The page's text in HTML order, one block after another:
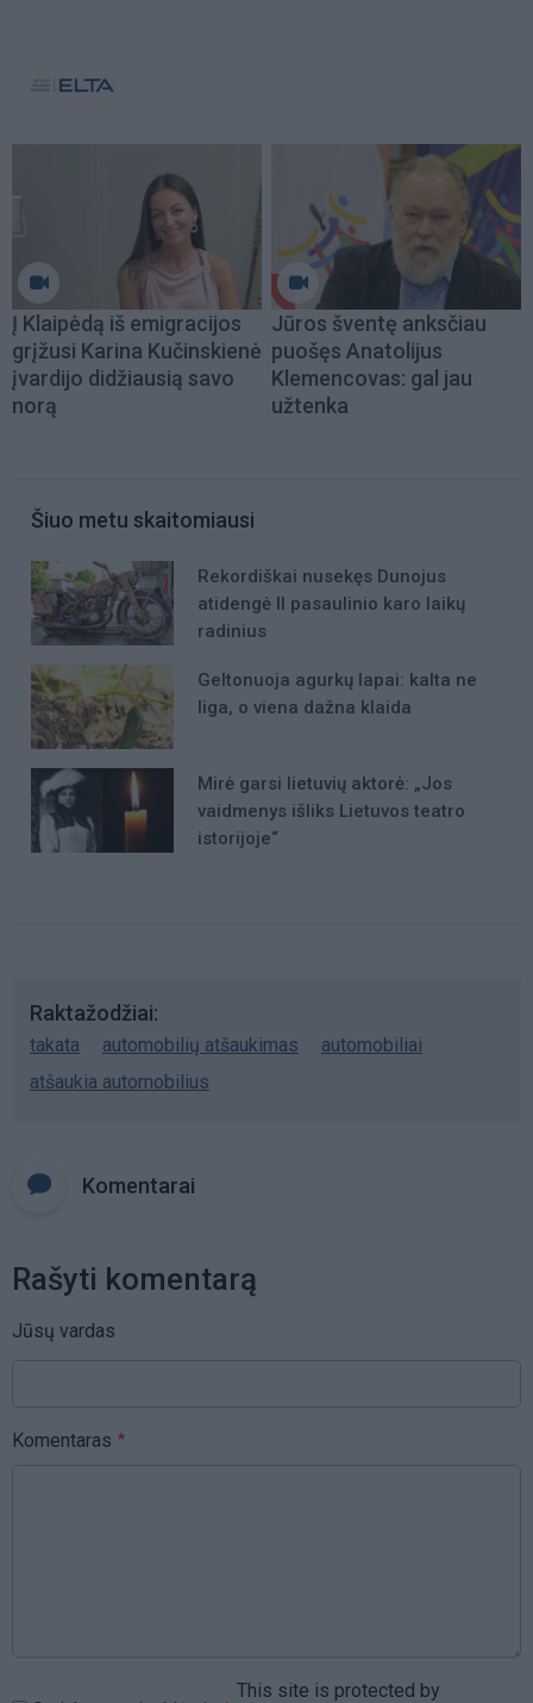
Į Klaipėdą iš emigracijos
grįžusi Karina Kučinskienė
įvardijo didžiausią savo
norą
Jūros šventę anksčiau
puošęs Anatolijus
Klemencovas: gal jau
užtenka
Šiuo metu skaitomiausi
Rekordiškai nusekęs Dunojus
atidengė II pasaulinio karo laikų
radinius
Geltonuoja agurkų lapai: kalta ne
liga, o viena dažna klaida
Mirė garsi lietuvių aktorė: „Jos
vaidmenys išliks Lietuvos teatro
istorijoje“
Raktažodžiai
takata automobilių atšaukimas
automobiliai
atšaukia automobilius
Komentarai
Rašyti komentarą
Jūsų vardas
Komentaras
This site is protected by